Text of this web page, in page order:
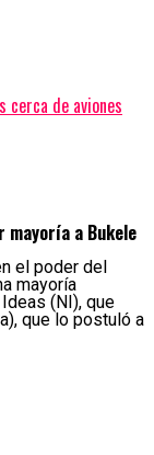
cerca de aviones
mayoría a Bukele
el poder del
mayoría
(NI), que
que lo postuló a